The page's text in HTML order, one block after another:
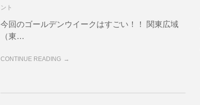
ント
今回のゴールデンウイークはすごい！！ 関東広域
（東…
CONTINUE READING